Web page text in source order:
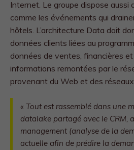
Internet. Le groupe dispose aussi
comme les événements qui
hôtels. L’architecture Data doit
données clients liées au
données de ventes, financières
informations remontées par le
provenant du Web et des
« Tout est rassemblé dans une
datalake partagé avec le CRM,
management (analyse de la
actuelle afin de prédire la